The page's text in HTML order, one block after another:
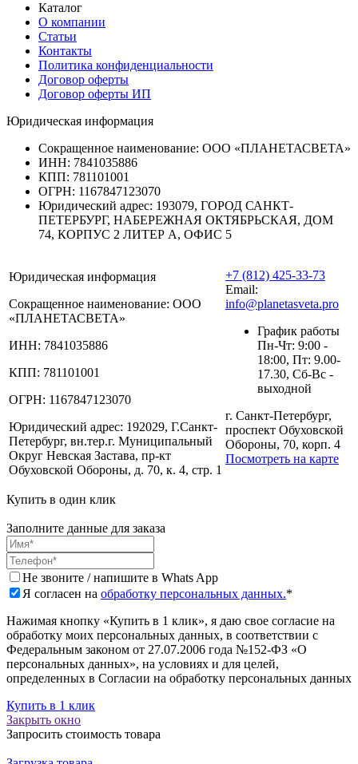
Каталог
О компании
Статьи
Контакты
Политика конфиденциальности
Договор оферты
Договор оферты ИП
Юридическая информация
Сокращенное наименование: ООО «ПЛАНЕТАСВЕТА»
ИНН: 7841035886
КПП: 781101001
ОГРН: 1167847123070
Юридический адрес: 193079, ГОРОД САНКТ-
ПЕТЕРБУРГ, НАБЕРЕЖНАЯ ОКТЯБРЬСКАЯ, ДОМ
74, КОРПУС 2 ЛИТЕР А, ОФИС 5
Юридическая информация
Сокращенное наименование: ООО
«ПЛАНЕТАСВЕТА»
ИНН: 7841035886
КПП: 781101001
ОГРН: 1167847123070
Юридический адрес: 192029, Г.Санкт-
Петербург, вн.тер.г. Муниципальный
Округ Невская Застава, пр-кт
Обуховской Обороны, д. 70, к. 4, стр. 1
+7 (812) 425-33-73
Email:
info@planetasveta.pro
График работы
Пн-Чт: 9:00 -
18:00, Пт: 9.00-
17.30, Сб-Вс -
выходной
г. Санкт-Петербург,
проспект Обуховской
Обороны, 70, корп. 4
Посмотреть на карте
Купить в один клик
Заполните данные для заказа
Не звоните / напишите в Whats App
Я согласен на обработку персональных данных.*
Нажимая кнопку «Купить в 1 клик», я даю свое согласие на
обработку моих персональных данных, в соответствии с
Федеральным законом от 27.07.2006 года №152-ФЗ «О
персональных данных», на условиях и для целей,
определенных в Согласии на обработку персональных данных
Купить в 1 клик
Закрыть окно
Запросить стоимость товара